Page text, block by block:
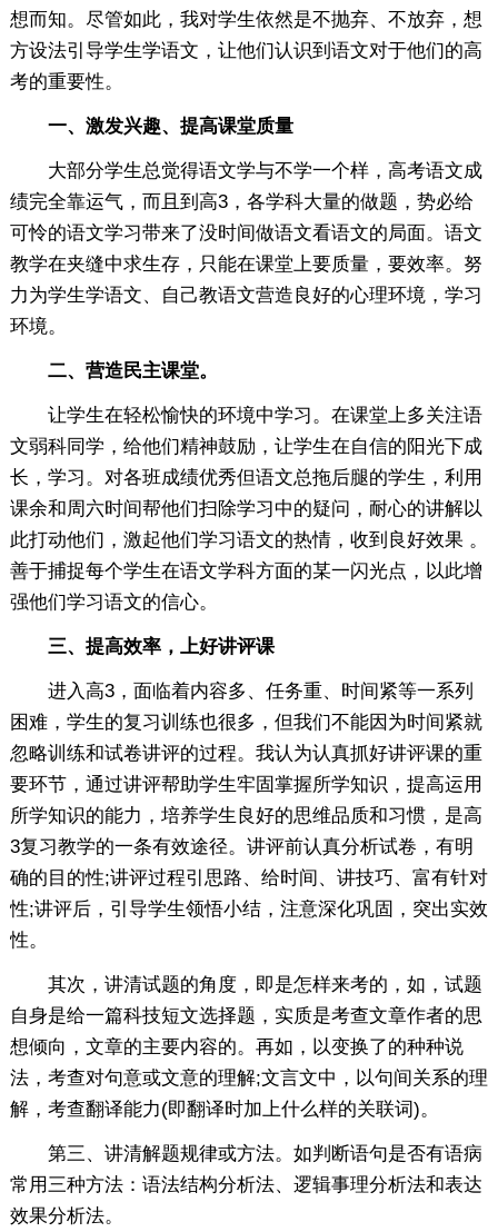
想而知。尽管如此，我对学生依然是不抛弃、不放弃，想
方设法引导学生学语文，让他们认识到语文对于他们的高
考的重要性。
一、激发兴趣、提高课堂质量
大部分学生总觉得语文学与不学一个样，高考语文成
绩完全靠运气，而且到高3，各学科大量的做题，势必给
可怜的语文学习带来了没时间做语文看语文的局面。语文
教学在夹缝中求生存，只能在课堂上要质量，要效率。努
力为学生学语文、自己教语文营造良好的心理环境，学习
环境。
二、营造民主课堂。
让学生在轻松愉快的环境中学习。在课堂上多关注语
文弱科同学，给他们精神鼓励，让学生在自信的阳光下成
长，学习。对各班成绩优秀但语文总拖后腿的学生，利用
课余和周六时间帮他们扫除学习中的疑问，耐心的讲解以
此打动他们，激起他们学习语文的热情，收到良好效果 。
善于捕捉每个学生在语文学科方面的某一闪光点，以此增
强他们学习语文的信心。
三、提高效率，上好讲评课
进入高3，面临着内容多、任务重、时间紧等一系列
困难，学生的复习训练也很多，但我们不能因为时间紧就
忽略训练和试卷讲评的过程。我认为认真抓好讲评课的重
要环节，通过讲评帮助学生牢固掌握所学知识，提高运用
所学知识的能力，培养学生良好的思维品质和习惯，是高
3复习教学的一条有效途径。讲评前认真分析试卷，有明
确的目的性;讲评过程引思路、给时间、讲技巧、富有针对
性;讲评后，引导学生领悟小结，注意深化巩固，突出实效
性。
其次，讲清试题的角度，即是怎样来考的，如，试题
自身是给一篇科技短文选择题，实质是考查文章作者的思
想倾向，文章的主要内容的。再如，以变换了的种种说
法，考查对句意或文意的理解;文言文中，以句间关系的理
解，考查翻译能力(即翻译时加上什么样的关联词)。
第三、讲清解题规律或方法。如判断语句是否有语病
常用三种方法：语法结构分析法、逻辑事理分析法和表达
效果分析法。